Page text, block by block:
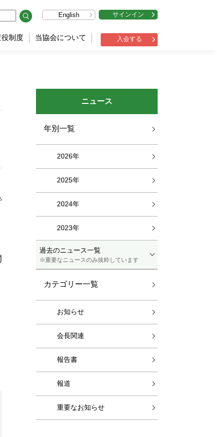
役制度 当協会について 入会する
English サインイン
ニュース
年別一覧
過去のニュース一覧
※重要なニュースのみ抜粋しています
2026年
2025年
2024年
2023年
カテゴリー一覧
お知らせ
会長関連
報告書
報道
重要なお知らせ